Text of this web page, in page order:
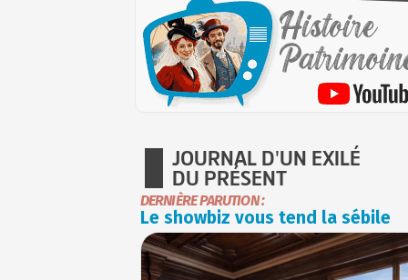
JOURNAL D'UN EXILÉ
DU PRÉSENT
DERNIÈRE PARUTION :
Le showbiz vous tend la sébile